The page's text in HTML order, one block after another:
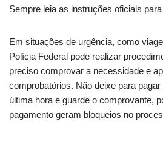
Sempre leia as instruções oficiais
Em situações de urgência, como
Polícia Federal pode realizar
preciso comprovar a necessidade e
comprobatórios. Não deixe para
última hora e guarde o comprovante,
pagamento geram bloqueios no